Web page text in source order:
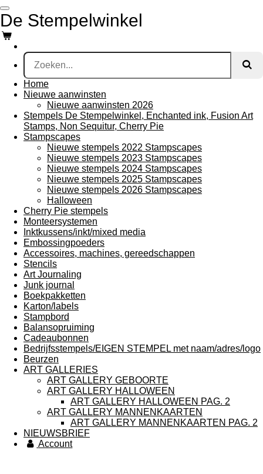
Ga
direct
naar
de
hoofdinhoud
De Stempelwinkel
Home
Nieuwe aanwinsten
Nieuwe aanwinsten 2026
Stempels De Stempelwinkel, Enchanted ink, Fusion Art
Stamps, Non Sequitur, Cherry Pie
Stampscapes
Nieuwe stempels 2022 Stampscapes
Nieuwe stempels 2023 Stampscapes
Nieuwe stempels 2024 Stampscapes
Nieuwe stempels 2025 Stampscapes
Nieuwe stempels 2026 Stampscapes
Halloween
Cherry Pie stempels
Monteersystemen
Inktkussens/inkt/mixed media
Embossingpoeders
Accessoires, machines, gereedschappen
Stencils
Art Journaling
Junk journal
Boekpakketten
Karton/labels
Stampbord
Balansopruiming
Cadeaubonnen
Bedrijfsstempels/EIGEN STEMPEL met naam/adres/logo
Beurzen
ART GALLERIES
ART GALLERY GEBOORTE
ART GALLERY HALLOWEEN
ART GALLERY HALLOWEEN PAG. 2
ART GALLERY MANNENKAARTEN
ART GALLERY MANNENKAARTEN PAG. 2
NIEUWSBRIEF
Account